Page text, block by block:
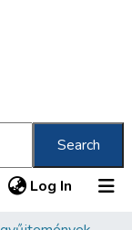
Search
Log In (current)